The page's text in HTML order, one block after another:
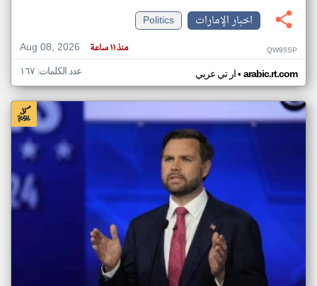
اخبار الإمارات
Politics
Aug 08, 2026
منذ ١١ ساعة QW95SP
ار تي عربي• arabic.rt.com عدد الكلمات: ١٦٧